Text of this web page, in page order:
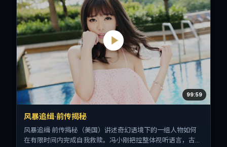
99:59
风暴追缉·前传揭秘
风暴追缉·前传揭秘（美国）讲述奇幻语境下的一组人物如何
在有限时间内完成自我救赎。冯小刚把控整体视听语言，古天